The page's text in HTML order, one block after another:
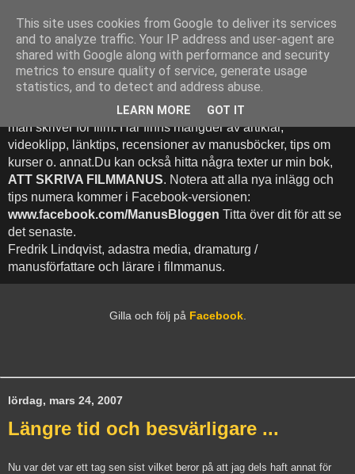
Att Skriva Filmmanus -
Bloggen
Denna blogg inehhåller runt 500 (!) inlägg med fokus på hur
man skriver för film. Här finns mängder av artiklar,
videoklipp, länktips, recensioner av manusböcker, tips om
kurser o. annat.Du kan också hitta några texter ur min bok,
ATT SKRIVA FILMMANUS. Notera att alla nya inlägg och
tips numera kommer i Facebook-versionen:
www.facebook.com/ManusBloggen Titta över dit för att se
det senaste.
Fredrik Lindqvist, adastra media, dramaturg /
manusförfattare och lärare i filmmanus.
Gilla och följ på Facebook.
lördag, mars 24, 2007
Längre tid och besvärligare ...
Nu var det var ett tag sen sist vilket beror på att jag dels haft annat för
This site uses cookies from Google to deliver its services
and to analyze traffic. Your IP address and user-agent are
shared with Google along with performance and security
metrics to ensure quality of service, generate usage
statistics, and to detect and address abuse.
LEARN MORE GOT IT